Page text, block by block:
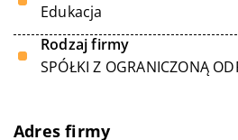
Edukacja
Rodzaj firmy
SPÓŁKI Z OGRANICZONĄ
Adres firmy